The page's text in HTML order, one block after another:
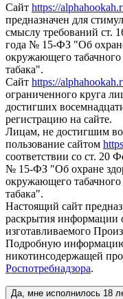
Сайт https://
предназначен для
смыслу требований ст.
года № 15-ФЗ "Об
окружающего
табака".
Сайт https://
ограниченного круга
достигших
регистрацию на сайте.
Лицам, не достигшим
пользование сайтом
соответствии со ст. 20
№ 15-ФЗ "Об охране
окружающего
табака".
Настоящий сайт
раскрытия информации
изготавливаемого
Подробную информацию
никотинсодержащей
Роспотребнадзора.
Да, мне исполнилось 18